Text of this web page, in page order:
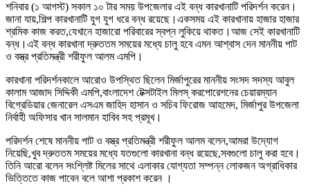
শনিবার (১ আগস্ট) সকাল ১০ টার সময় উপজেলার এই বন্ধ কারখানাটি পরিদর্শন করেন।
জানা যায়,শিল্প কারখানাটি যুগ যুগ ধরে বন্ধ রয়েছে।একসময় এই কারখানায় হাজার হাজার
শ্রমিক কাজ করত,যেখানে হাজারো পরিবারের স্বপ্ন লুকিয়ে থাকত।আজ সেই কারখানাটি
বন্ধ।এই বন্ধ কারখানা দ্রুততম সময়ের মধ্যে চালু হবে এমন আশ্বাস দেন মাননীয় পাট
ও বস্ত্র প্রতিমন্ত্রী শরীফুল আলম এমপি।
কারখানা পরিদর্শনকালে আরোও উপস্থিত ছিলেন মির্জাপুরের মাননীয় সংসদ সদস্য আবুল
কালাম আজাদ সিদ্দিকী এমপি,বাংলাদেশ টেক্সটাইল মিলস্ করপোরেশনের চেয়ারম্যান
বিগ্রেডিয়ার জেনারেল এসএম জাহিদ হাসান ও সচিব ফিরোজ আহমেদ, মির্জাপুর উপজেলা
নির্বাহী অফিসার খান সালমান হাবিব সহ প্রমূখ।
পরিদর্শন শেষে মাননীয় পাট ও বস্ত্র প্রতিমন্ত্রী শরীফুল আলম বলেন,আমরা উদ্যোগ
নিয়েছি,খুব দ্রুততম সময়ের মধ্যে যতগুলো কারখানা বন্ধ রয়েছে,সবগুলো চালু করা হবে।
তিনি আরো বলেন সংশ্লিষ্ট মিলের সাথে এলাকার যোগ্যতা সম্পন্ন লোকজন অগ্রাধিকার
ভিত্তিতে কাজ পাবেন বলে আশা প্রকাশ করেন ।